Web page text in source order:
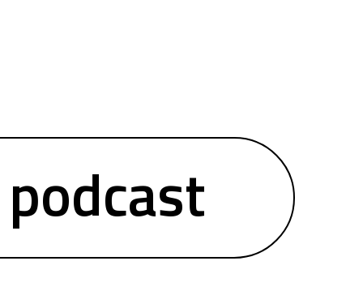
podcast